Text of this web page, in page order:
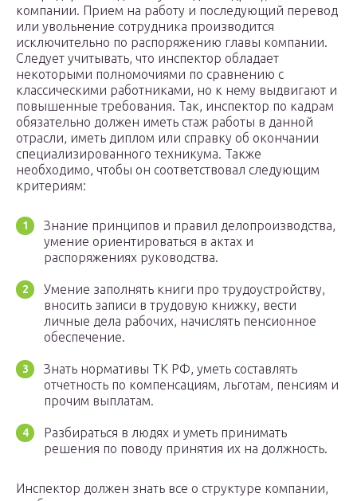
компании. Прием на работу и последующий перевод
или увольнение сотрудника производится
исключительно по распоряжению главы компании.
Следует учитывать, что инспектор обладает
некоторыми полномочиями по сравнению с
классическими работниками, но к нему выдвигают и
повышенные требования. Так, инспектор по кадрам
обязательно должен иметь стаж работы в данной
отрасли, иметь диплом или справку об окончании
специализированного техникума. Также
необходимо, чтобы он соответствовал следующим
критериям:
Знание принципов и правил делопроизводства,
умение ориентироваться в актах и
распоряжениях руководства.
Умение заполнять книги про трудоустройству,
вносить записи в трудовую книжку, вести
личные дела рабочих, начислять пенсионное
обеспечение.
Знать нормативы ТК РФ, уметь составлять
отчетность по компенсациям, льготам, пенсиям и
прочим выплатам.
Разбираться в людях и уметь принимать
решения по поводу принятия их на должность.
Инспектор должен знать все о структуре компании,